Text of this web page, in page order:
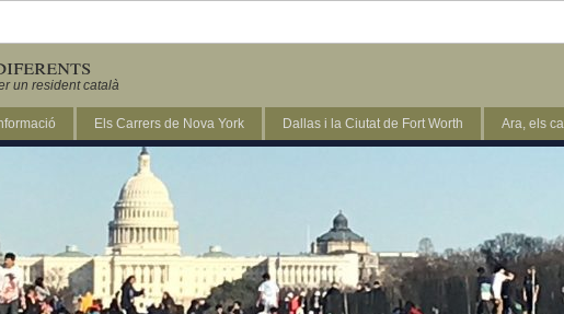
un resident català
Els Carrers de Nova York Dallas i la Ciutat de Fort Worth Ara, els